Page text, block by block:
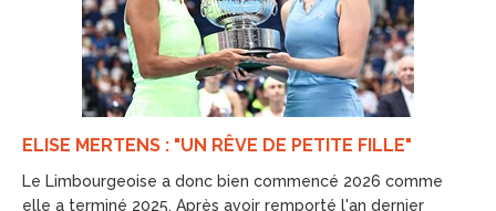
ELISE MERTENS : "UN RÊVE DE PETITE FILLE"
Le Limbourgeoise a donc bien commencé 2026 comme
elle a terminé 2025. Après avoir remporté l'an dernier